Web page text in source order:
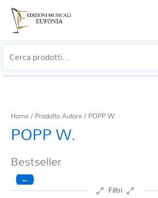
Home/ Prodotto Autore / POPP W.
POPP W.
Bestseller
←
Filtri